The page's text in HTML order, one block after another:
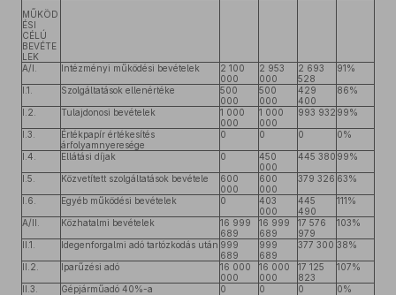
MŰKÖD
ÉSI
CÉLÚ
BEVÉTE
LEK
A/I.
Intézményi működési bevételek
2 100
000
2 953
000
2 693
528
91%
I.1. Szolgáltatások ellenértéke
500
000
500
000
429
400
86%
I.2. Tulajdonosi bevételek
1 000
000
1 000
000
993 932 99%
I.3.
Értékpapír értékesítés
árfolyamnyeresége
0 0 0 0%
I.4. Ellátási díjak 0
450
000
445 380 99%
I.5. Közvetített szolgáltatások bevétele
600
000
600
000
379 326 63%
I.6. Egyéb működési bevételek 0
403
000
445
490
111%
A/II. Közhatalmi bevételek
16 999
689
16 999
689
17 576
979
103%
II.1. Idegenforgalmi adó tartózkodás után 999
689
999
689
377 300 38%
II.2. Iparűzési adó
16 000
000
16 000
000
17 125
823
107%
II.3. Gépjárműadó 40%-a 0 0 0 0%